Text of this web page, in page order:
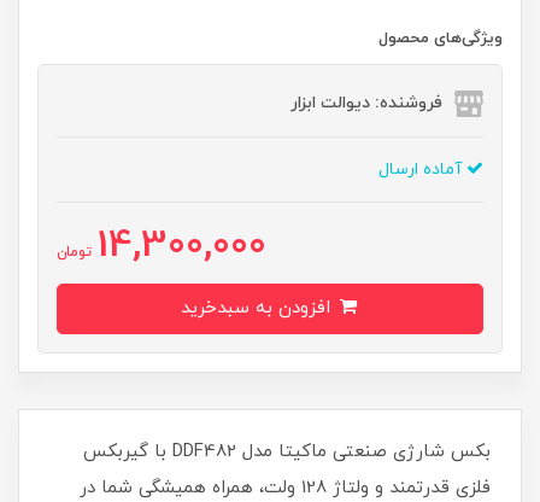
ویژگی‌های محصول
فروشنده: دیوالت ابزار
آماده ارسال
14,300,000 تومان
بکس شارژی صنعتی ماکیتا مدل DDF482 با گیربکس
فلزی قدرتمند و ولتاژ 128 ولت، همراه همیشگی شما در